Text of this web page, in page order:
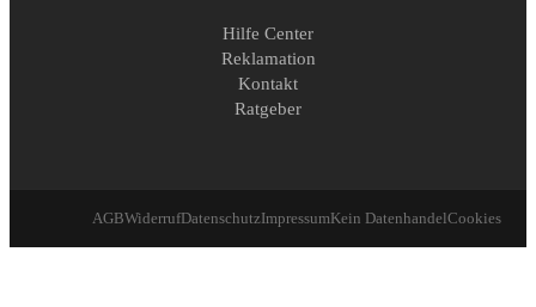
Hilfe Center
Reklamation
Kontakt
Ratgeber
AGBWiderrufDatenschutzImpressumKein DatenhandelCookies